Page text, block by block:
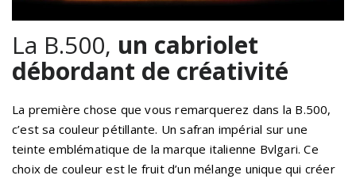
La B.500, un cabriolet
débordant de créativité
La première chose que vous remarquerez dans la B.500,
c’est sa couleur pétillante. Un safran impérial sur une
teinte emblématique de la marque italienne Bvlgari. Ce
choix de couleur est le fruit d’un mélange unique qui créer